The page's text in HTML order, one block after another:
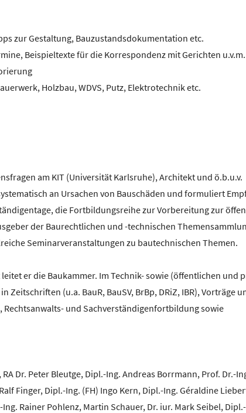
zur Gestaltung, Bauzustandsdokumentation etc.
Beispieltexte für die Korrespondenz mit Gerichten u.v.m.
Holzbau, WDVS, Putz, Elektrotechnik etc.
am KIT (Universität Karlsruhe), Architekt und ö.b.u.v.
an Ursachen von Bauschäden und formuliert
die Fortbildungsreihe zur Vorbereitung zur
der Baurechtlichen und -technischen
Seminarveranstaltungen zu bautechnischen Themen.
er die Baukammer. Im Technik- sowie (öffentlichen und
(u.a. BauR, BauSV, BrBp, DRiZ, IBR), Vorträge
und Sachverständigenfortbildung sowie
Dr. Peter Bleutge, Dipl.-Ing. Andreas Borrmann, Prof. Dr.-
Finger, Dipl.-Ing. (FH) Ingo Kern, Dipl.-Ing. Géraldine
Rainer Pohlenz, Martin Schauer, Dr. iur. Mark Seibel,